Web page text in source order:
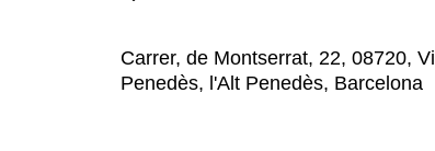
Carrer, de Montserrat, 22, 08720,
Penedès, l'Alt Penedès, Barcelona